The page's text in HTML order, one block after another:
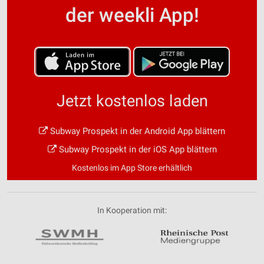
der weekli App!
Jetzt kostenlos laden
Subway Prospekt in der Android App blättern
Subway Prospekt in der iOS App blättern
Kostenlos im App Store erhältlich
In Kooperation mit: